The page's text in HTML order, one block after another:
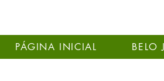
PÁGINA INICIAL BELO